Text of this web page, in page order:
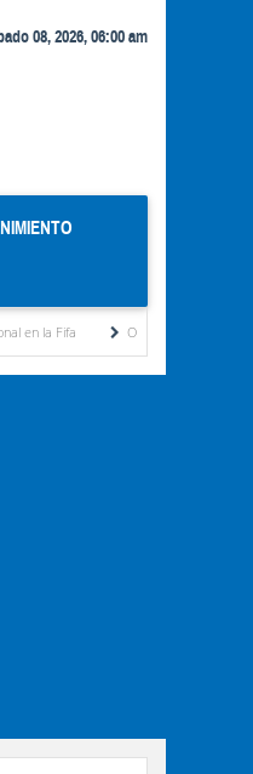
08, 2026, 06:00 am
públicos recortan horarios por